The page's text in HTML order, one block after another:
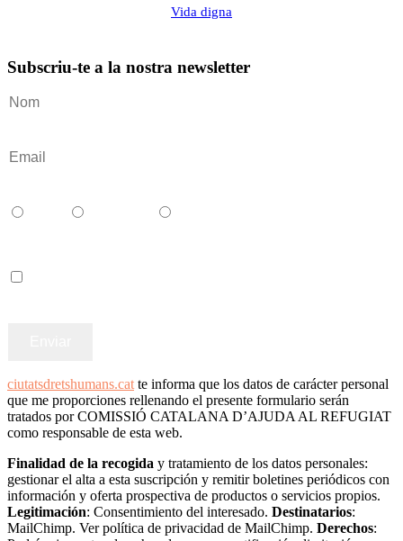
Vida digna
Subscriu-te a la nostra newsletter
ciutatsdretshumans.cat te informa que los datos de carácter personal
que me proporciones rellenando el presente formulario serán
tratados por COMISSIÓ CATALANA D’AJUDA AL REFUGIAT
como responsable de esta web.
Finalidad de la recogida y tratamiento de los datos personales:
gestionar el alta a esta suscripción y remitir boletines periódicos con
información y oferta prospectiva de productos o servicios propios.
Legitimación: Consentimiento del interesado. Destinatarios:
MailChimp. Ver política de privacidad de MailChimp. Derechos: